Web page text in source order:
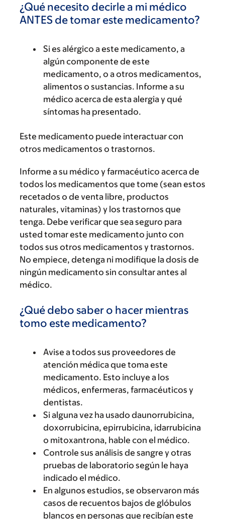
¿Qué necesito decirle a mi médico
ANTES de tomar este medicamento?
Si es alérgico a este medicamento, a
algún componente de este
medicamento, o a otros medicamentos,
alimentos o sustancias. Informe a su
médico acerca de esta alergia y qué
síntomas ha presentado.
Este medicamento puede interactuar con
otros medicamentos o trastornos.
Informe a su médico y farmacéutico acerca de
todos los medicamentos que tome (sean estos
recetados o de venta libre, productos
naturales, vitaminas) y los trastornos que
tenga. Debe verificar que sea seguro para
usted tomar este medicamento junto con
todos sus otros medicamentos y trastornos.
No empiece, detenga ni modifique la dosis de
ningún medicamento sin consultar antes al
médico.
¿Qué debo saber o hacer mientras
tomo este medicamento?
Avise a todos sus proveedores de
atención médica que toma este
medicamento. Esto incluye a los
médicos, enfermeras, farmacéuticos y
dentistas.
Si alguna vez ha usado daunorrubicina,
doxorrubicina, epirrubicina, idarrubicina
o mitoxantrona, hable con el médico.
Controle sus análisis de sangre y otras
pruebas de laboratorio según le haya
indicado el médico.
En algunos estudios, se observaron más
casos de recuentos bajos de glóbulos
blancos en personas que recibían este